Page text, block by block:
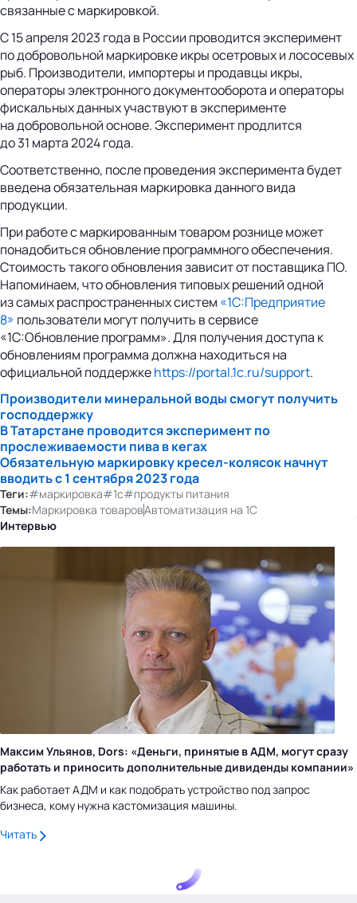
связанные с маркировкой.
С 15 апреля 2023 года в России проводится эксперимент
по добровольной маркировке икры осетровых и лососевых
рыб. Производители, импортеры и продавцы икры,
операторы электронного документооборота и операторы
фискальных данных участвуют ‎в эксперименте
на добровольной основе. Эксперимент продлится
до 31 марта 2024 года.
Соответственно, после проведения эксперимента будет
введена обязательная маркировка данного вида
продукции.
При работе с маркированным товаром рознице может
понадобиться обновление программного обеспечения.
Стоимость такого обновления зависит от поставщика ПО.
Напоминаем, что обновления типовых решений одной
из самых распространенных систем «1С:Предприятие
8» пользователи могут получить в сервисе
«1С:Обновление программ». Для получения доступа к
обновлениям программа должна находиться на
официальной поддержкеhttps://portal.1c.ru/support.
Производители минеральной воды смогут получить
господдержку
В Татарстане проводится эксперимент по
прослеживаемости пива в кегах
Обязательную маркировку кресел-колясок начнут
вводить с 1 сентября 2023 года
Теги:#маркировка#1с#продукты питания
Темы:Маркировка товаровАвтоматизация на 1С
Интервью
Максим Ульянов, Dors: «Деньги, принятые в АДМ, могут сразу
работать и приносить дополнительные дивиденды компании»
Как работает АДМ и как подобрать устройство под запрос
бизнеса, кому нужна кастомизация машины.
Читать